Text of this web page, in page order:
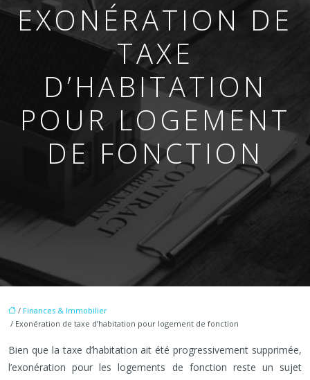
EXONÉRATION DE
TAXE
D’HABITATION
POUR LOGEMENT
DE FONCTION
/ Finances & Immobilier
/ Exonération de taxe d’habitation pour logement de fonction
Bien que la taxe d’habitation ait été progressivement supprimée,
l’exonération pour les logements de fonction reste un sujet